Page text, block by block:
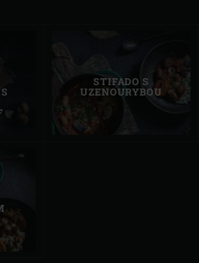
STIFADO S
UZENOURYBOU